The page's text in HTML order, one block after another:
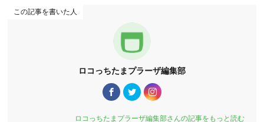
この記事を書いた人
ロコっちたまプラーザ編集部
ロコっちたまプラーザ編集部さんの記事をもっと読む